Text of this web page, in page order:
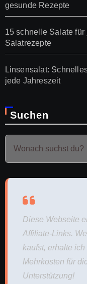
gesunde Rezepte
15 schnelle Salate
Salatrezepte
Linsensalat:
jede Jahreszeit
Suchen
Diese Webseite
Affiliate-Links.
kaufst, erhalte
Mehrkosten für
Unterstützung!